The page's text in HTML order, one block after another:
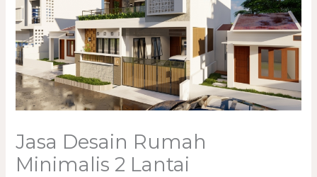
Jasa Desain Rumah
Minimalis 2 Lantai